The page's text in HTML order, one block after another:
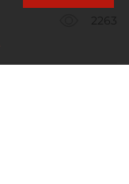
2263